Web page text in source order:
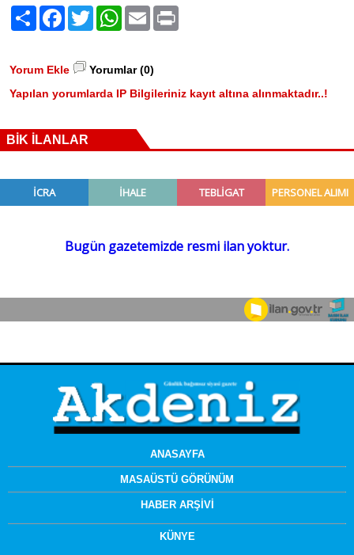
PaylaşFacebook
TwitterWhatsApp
EmailPrint
Yorum Ekle
Yorumlar (0)
Yapılan yorumlarda IP Bilgileriniz kayıt altına alınmaktadır..!
BİK İLANLAR
ANASAYFA
MASAÜSTÜ GÖRÜNÜM
HABER ARŞİVİ
KÜNYE